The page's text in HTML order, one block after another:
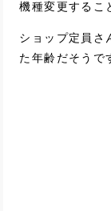
機種変更するこ
ショップ定員さ
た年齢だそうで